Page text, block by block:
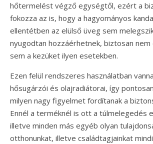
hőtermelést végző egységtől, ezért a
fokozza az is, hogy a hagyományos
ellentétben az elülső üveg sem
nyugodtan hozzáérhetnek, biztosan
sem a kezüket ilyen esetekben.
Ezen felül rendszeres használatban
hősugárzói és olajradiátorai, így
milyen nagy figyelmet fordítanak a
Ennél a terméknél is ott a túlmelegedés
illetve minden más egyéb olyan
otthonunkat, illetve családtagjainkat